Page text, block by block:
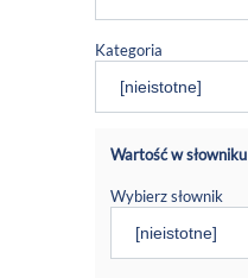
Kategoria
Wartość w słowniku
Wybierz słownik